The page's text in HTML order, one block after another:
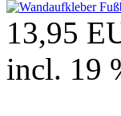
13,95
incl. 19